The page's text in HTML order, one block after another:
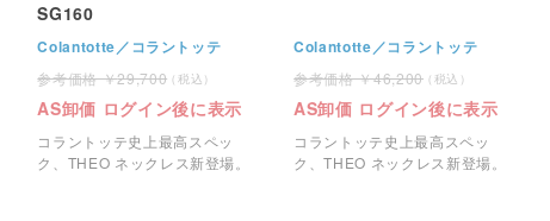
SG160
Colantotte／コラントッテ
29,700
AS卸価 ログイン後に表示
コラントッテ史上最高スペッ
ク、THEO ネックレス新登場。
Colantotte／コラントッテ
46,200
AS卸価 ログイン後に表示
コラントッテ史上最高スペッ
ク、THEO ネックレス新登場。